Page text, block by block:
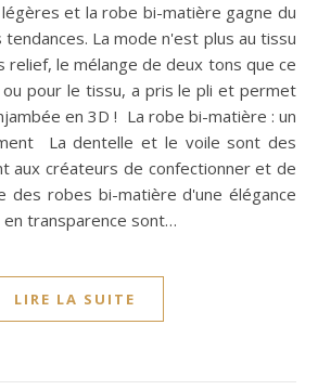
et la robe bi-matière gagne du
La mode n'est plus au tissu
relief, le mélange de deux tons que ce
pour le tissu, a pris le pli et permet
en 3D ! La robe bi-matière : un
La dentelle et le voile sont des
aux créateurs de confectionner et de
des robes bi-matière d'une élégance
en transparence sont…
LIRE LA SUITE